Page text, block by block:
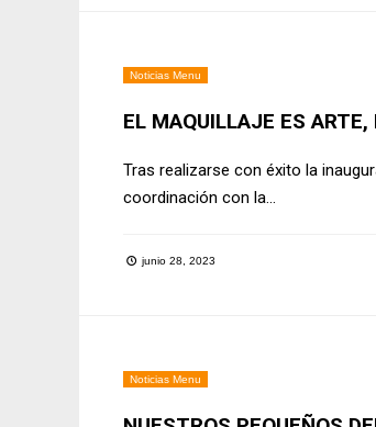
Noticias Menu
EL MAQUILLAJE ES
Tras realizarse con éxito la
coordinación con la...
junio 28, 2023
Noticias Menu